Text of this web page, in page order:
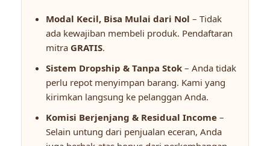
Modal Kecil, Bisa Mulai dari Nol – Tidak
ada kewajiban membeli produk. Pendaftaran
mitra GRATIS.
Sistem Dropship & Tanpa Stok – Anda tidak
perlu repot menyimpan barang. Kami yang
kirimkan langsung ke pelanggan Anda.
Komisi Berjenjang & Residual Income –
Selain untung dari penjualan eceran, Anda